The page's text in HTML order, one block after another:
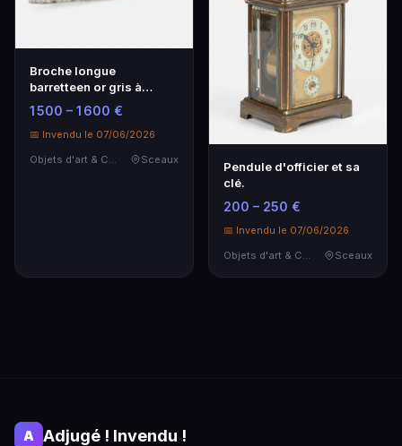
Broche longue
barretteen or gris à
décor de feuillage s…
1 500 – 1 600 €
📅 Invendu le 07/06/2026
Objets d'art & Curiosités
Sceaux
Pendule d'officier et sa
clé.
200 – 250 €
📅 Invendu le 07/06/2026
Objets d'art & Curiosités
Sceaux
A Adjugé ! Invendu !